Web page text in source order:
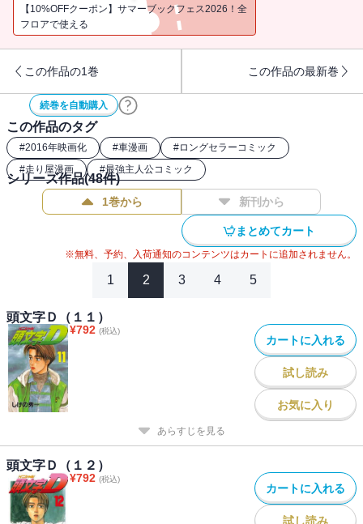
【10%OFFクーポン】サマーブックフェス2026！全
フロアで使える
この作品の1巻 この作品の最新巻
続巻を自動購入
この作品のタグ
#2016年映画化 #車漫画 #ロングセラーコミック
#走り屋漫画 #最強主人公コミック
シリーズ作品(48件)
1巻から 新刊から
まとめてカート
※無料、予約、入荷通知のコンテンツはカートに追加されません。
1 2 3 4 5
頭文字Ｄ（１１）
¥792 (税込)
カートに入れる
試し読み
お気に入り
あらすじを見る
頭文字Ｄ（１２）
¥792 (税込)
カートに入れる
試し読み